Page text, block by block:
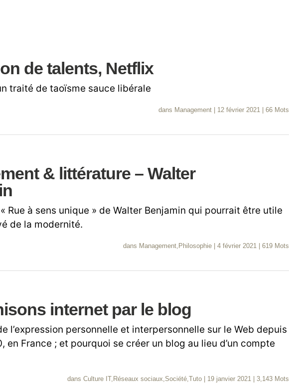
de talents, Netflix
traité de taoïsme sauce libérale
dans Management 12 février 2021 66 Mots
& littérature – Walter
Rue à sens unique » de Walter Benjamin qui pourrait être utile
de la modernité.
dans Management, Philosophie 4 février 2021 619 Mots
internet par le blog
l’expression personnelle et interpersonnelle sur le Web depuis
en France ; et pourquoi se créer un blog au lieu d’un compte
dans Culture IT, Réseaux sociaux,Société,Tuto 19 janvier 2021 3,143 Mots